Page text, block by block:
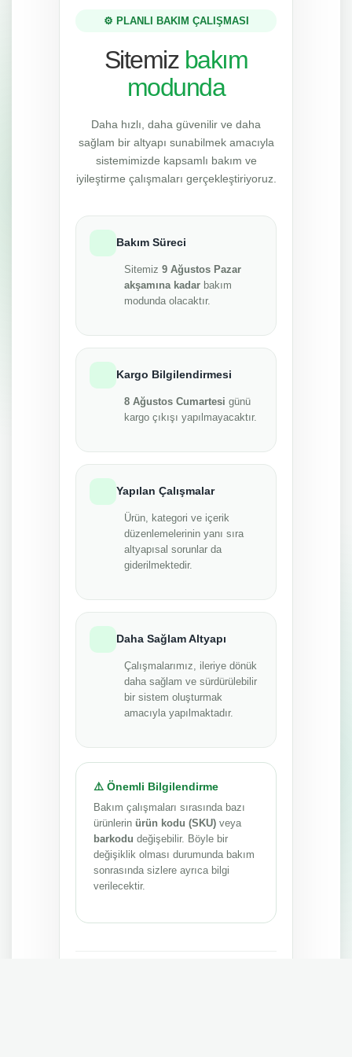
⚙️ PLANLI BAKIM ÇALIŞMASI
Sitemiz bakım
modunda
Daha hızlı, daha güvenilir ve daha
sağlam bir altyapı sunabilmek amacıyla
sistemimizde kapsamlı bakım ve
iyileştirme çalışmaları gerçekleştiriyoruz.
Bakım Süreci
Sitemiz 9 Ağustos Pazar
akşamına kadar bakım
modunda olacaktır.
Kargo Bilgilendirmesi
8 Ağustos Cumartesi günü
kargo çıkışı yapılmayacaktır.
Yapılan Çalışmalar
Ürün, kategori ve içerik
düzenlemelerinin yanı sıra
altyapısal sorunlar da
giderilmektedir.
Daha Sağlam Altyapı
Çalışmalarımız, ileriye dönük
daha sağlam ve sürdürülebilir
bir sistem oluşturmak
amacıyla yapılmaktadır.
⚠️ Önemli Bilgilendirme
Bakım çalışmaları sırasında bazı
ürünlerin ürün kodu (SKU) veya
barkodu değişebilir. Böyle bir
değişiklik olması durumunda bakım
sonrasında sizlere ayrıca bilgi
verilecektir.